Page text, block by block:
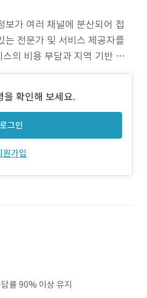
가 여러 채널에 분산되어 접
는 전문가 및 서비스 제공자를
의 비용 부담과 지역 기반 정
표 - 반려동물 소유자들이 필
스 제공자 연결로 사용자 편의
을 확인해 보세요.
로그인
원가입
률 90% 이상 유지